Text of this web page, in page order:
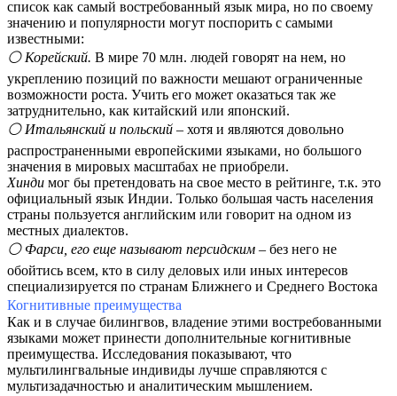
список как самый востребованный язык мира, но по своему
значению и популярности могут поспорить с самыми
известными:
⚪ Корейский. В мире 70 млн. людей говорят на нем, но
укреплению позиций по важности мешают ограниченные
возможности роста. Учить его может оказаться так же
затруднительно, как китайский или японский.
⚪ Итальянский и польский – хотя и являются довольно
распространенными европейскими языками, но большого
значения в мировых масштабах не приобрели.
Хинди мог бы претендовать на свое место в рейтинге, т.к. это
официальный язык Индии. Только большая часть населения
страны пользуется английским или говорит на одном из
местных диалектов.
⚪ Фарси, его еще называют персидским – без него не
обойтись всем, кто в силу деловых или иных интересов
специализируется по странам Ближнего и Среднего Востока
Когнитивные преимущества
Как и в случае билингвов, владение этими востребованными
языками может принести дополнительные когнитивные
преимущества. Исследования показывают, что
мультилингвальные индивиды лучше справляются с
мультизадачностью и аналитическим мышлением.